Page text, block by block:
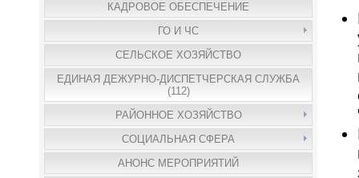
КАДРОВОЕ ОБЕСПЕЧЕНИЕ
ГО И ЧС
СЕЛЬСКОЕ ХОЗЯЙСТВО
ЕДИНАЯ ДЕЖУРНО-ДИСПЕТЧЕРСКАЯ СЛУЖБА
(112)
РАЙОННОЕ ХОЗЯЙСТВО
СОЦИАЛЬНАЯ СФЕРА
АНОНС МЕРОПРИЯТИЙ